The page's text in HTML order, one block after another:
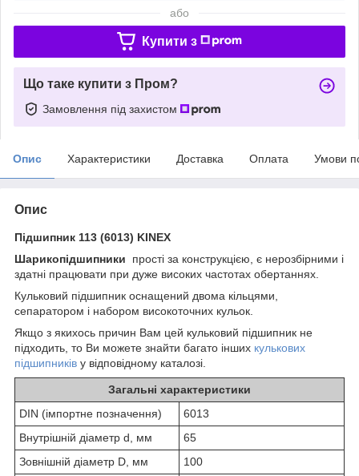
або
Купити з
Що таке купити з Пром?
Замовлення під захистом
Опис Характеристики Доставка Оплата Умови
Опис
Підшипник 113 (6013) KINEX
Шарикопідшипники прості за конструкцією, є нерозбірними і
здатні працювати при дуже високих частотах обертаннях.
Кульковий підшипник оснащений двома кільцями,
сепаратором і набором високоточних кульок.
Якщо з якихось причин Вам цей кульковий підшипник не
підходить, то Ви можете знайти багато інших кулькових
підшипників у відповідному каталозі.
Загальні характеристики
DIN (імпортне позначення)
6013
Внутрішній діаметр d, мм
65
Зовнішній діаметр D, мм
100